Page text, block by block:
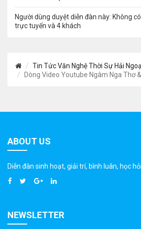
Người dùng duyệt diễn đàn này: Không
trực tuyến và 4 khách
Tin Tức Văn Nghệ Thời Sự Hải
Dòng Video Youtube Ngâm Nga Thơ
ABOUT US
Diễn đàn sinh hoạt, giải trí, bình luân, học
NEWSLETTER